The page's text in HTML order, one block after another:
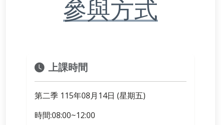
參與方式
上課時間
第二季 115年08月14日 (星期五)
時間:08:00~12:00